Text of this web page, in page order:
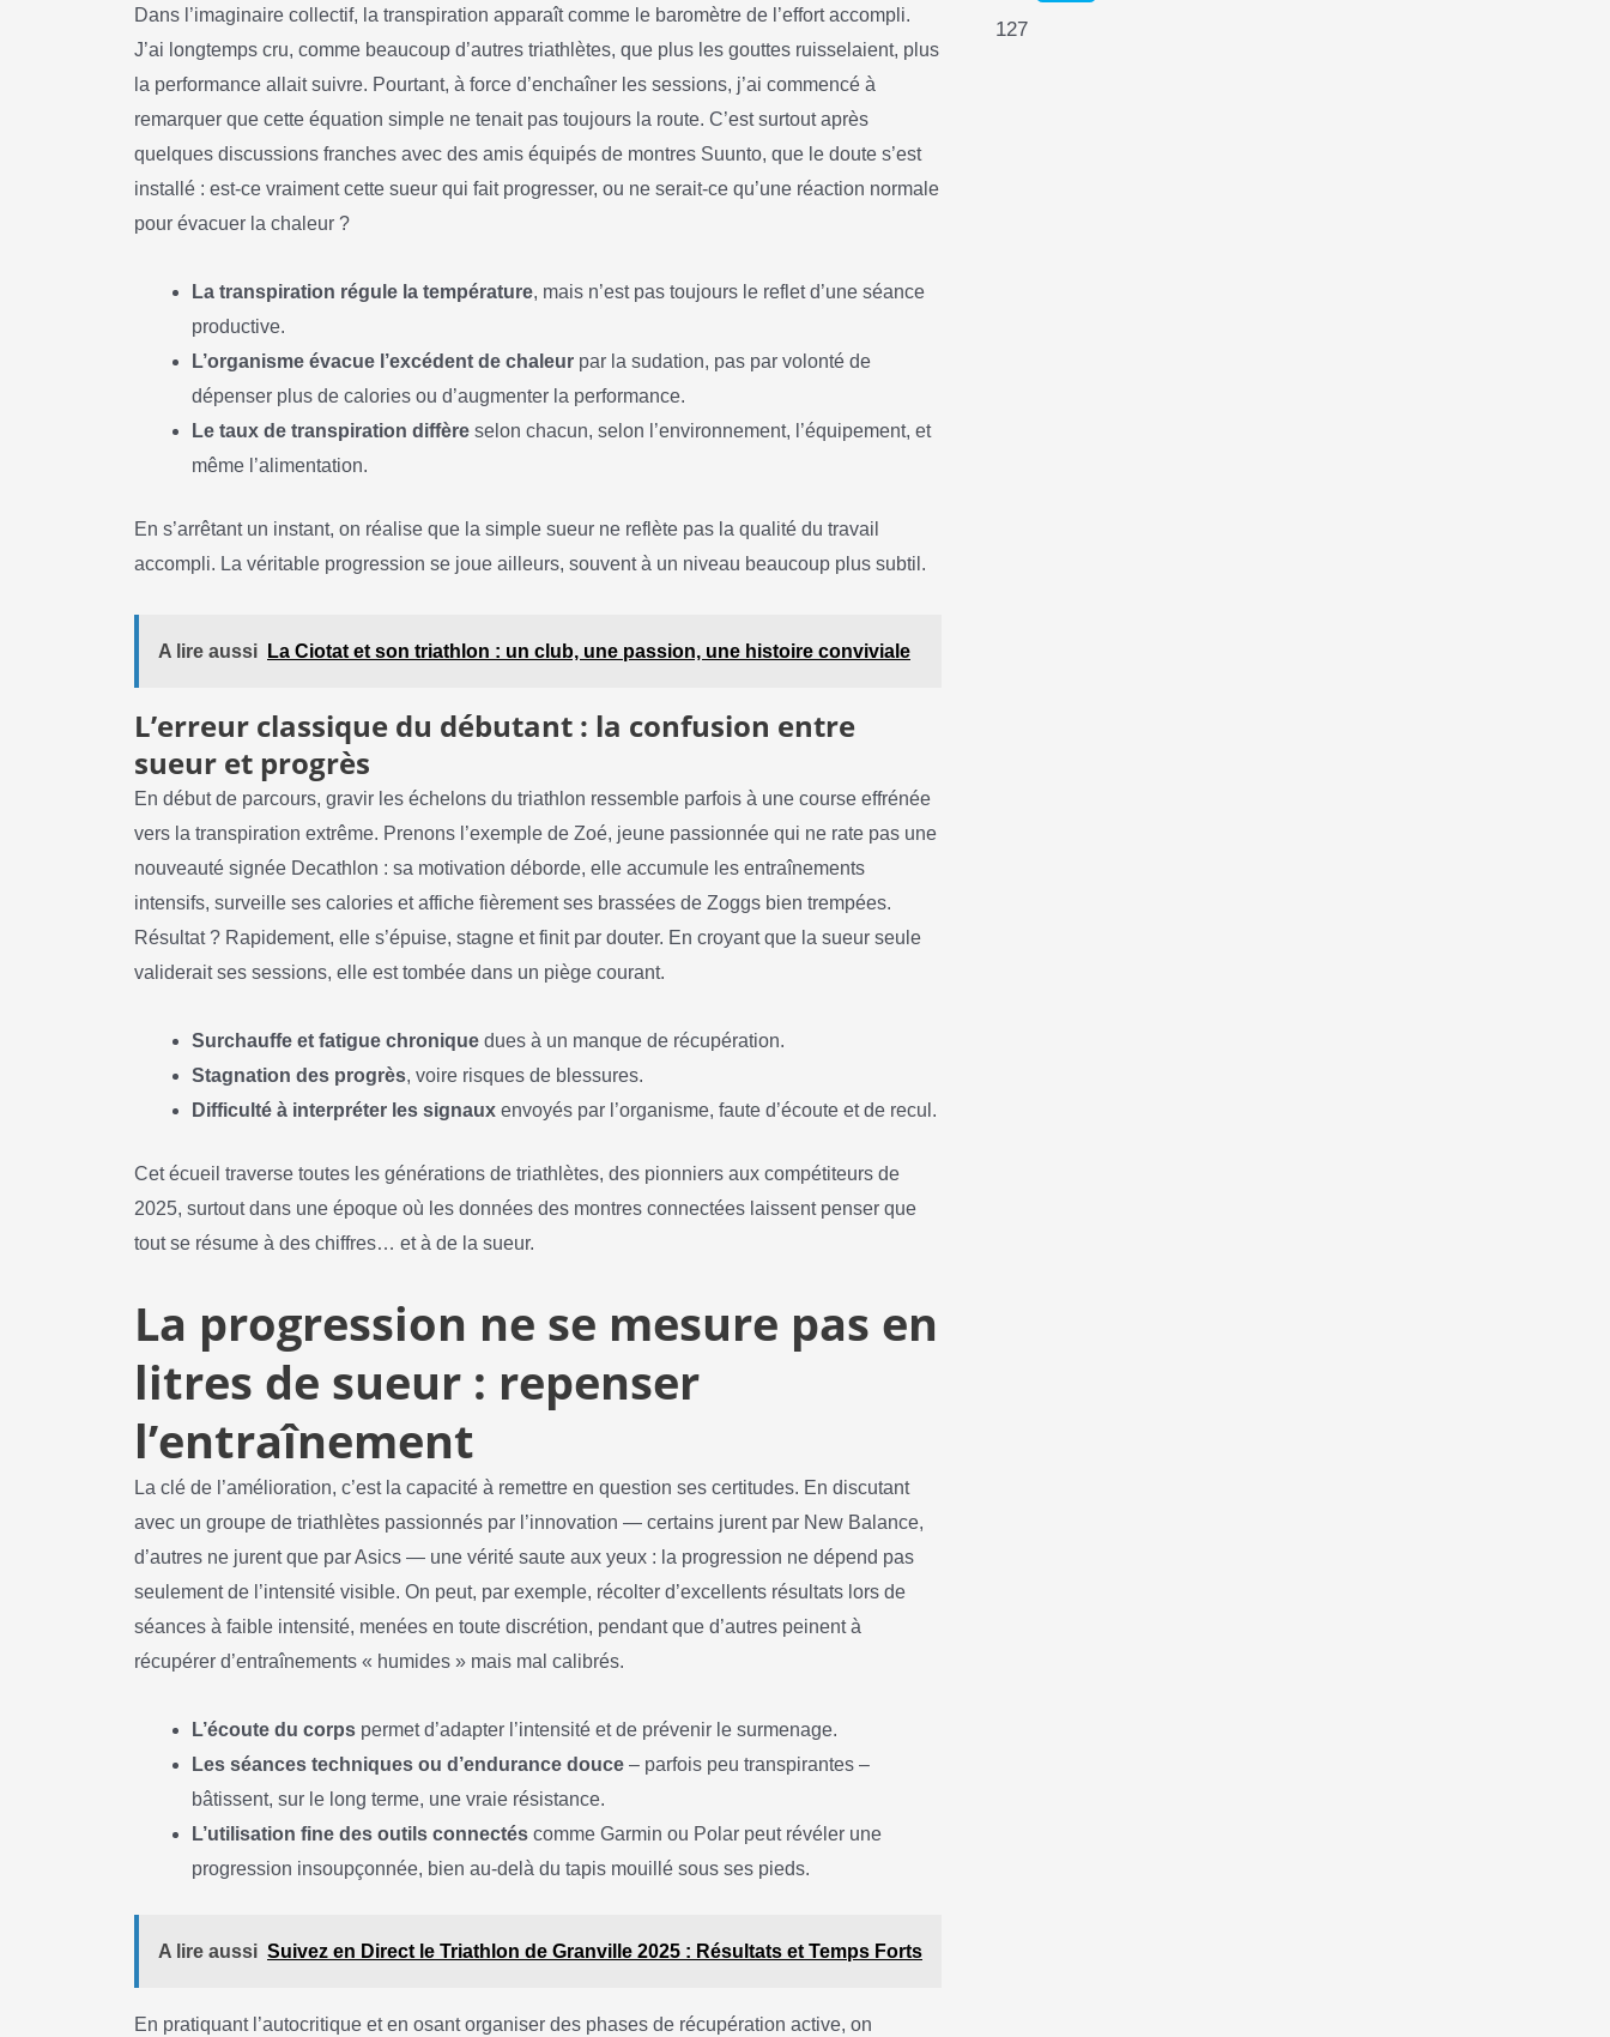
Dans l’imaginaire collectif, la transpiration apparaît comme le baromètre de l’effort accompli.
J’ai longtemps cru, comme beaucoup d’autres triathlètes, que plus les gouttes ruisselaient, plus
la performance allait suivre. Pourtant, à force d’enchaîner les sessions, j’ai commencé à
remarquer que cette équation simple ne tenait pas toujours la route. C’est surtout après
quelques discussions franches avec des amis équipés de montres Suunto, que le doute s’est
installé : est-ce vraiment cette sueur qui fait progresser, ou ne serait-ce qu’une réaction normale
pour évacuer la chaleur ?
La transpiration régule la température, mais n’est pas toujours le reflet d’une séance
productive.
L’organisme évacue l’excédent de chaleur par la sudation, pas par volonté de
dépenser plus de calories ou d’augmenter la performance.
Le taux de transpiration diffère selon chacun, selon l’environnement, l’équipement, et
même l’alimentation.
En s’arrêtant un instant, on réalise que la simple sueur ne reflète pas la qualité du travail
accompli. La véritable progression se joue ailleurs, souvent à un niveau beaucoup plus subtil.
A lire aussi La Ciotat et son triathlon : un club, une passion, une histoire conviviale
L’erreur classique du débutant : la confusion entre
sueur et progrès
En début de parcours, gravir les échelons du triathlon ressemble parfois à une course effrénée
vers la transpiration extrême. Prenons l’exemple de Zoé, jeune passionnée qui ne rate pas une
nouveauté signée Decathlon : sa motivation déborde, elle accumule les entraînements
intensifs, surveille ses calories et affiche fièrement ses brassées de Zoggs bien trempées.
Résultat ? Rapidement, elle s’épuise, stagne et finit par douter. En croyant que la sueur seule
validerait ses sessions, elle est tombée dans un piège courant.
Surchauffe et fatigue chronique dues à un manque de récupération.
Stagnation des progrès, voire risques de blessures.
Difficulté à interpréter les signaux envoyés par l’organisme, faute d’écoute et de recul.
Cet écueil traverse toutes les générations de triathlètes, des pionniers aux compétiteurs de
2025, surtout dans une époque où les données des montres connectées laissent penser que
tout se résume à des chiffres… et à de la sueur.
La progression ne se mesure pas en
litres de sueur : repenser
l’entraînement
La clé de l’amélioration, c’est la capacité à remettre en question ses certitudes. En discutant
avec un groupe de triathlètes passionnés par l’innovation — certains jurent par New Balance,
d’autres ne jurent que par Asics — une vérité saute aux yeux : la progression ne dépend pas
seulement de l’intensité visible. On peut, par exemple, récolter d’excellents résultats lors de
séances à faible intensité, menées en toute discrétion, pendant que d’autres peinent à
récupérer d’entraînements « humides » mais mal calibrés.
L’écoute du corps permet d’adapter l’intensité et de prévenir le surmenage.
Les séances techniques ou d’endurance douce – parfois peu transpirantes –
bâtissent, sur le long terme, une vraie résistance.
L’utilisation fine des outils connectés comme Garmin ou Polar peut révéler une
progression insoupçonnée, bien au-delà du tapis mouillé sous ses pieds.
A lire aussi Suivez en Direct le Triathlon de Granville 2025 : Résultats et Temps Forts
En pratiquant l’autocritique et en osant organiser des phases de récupération active, on
127